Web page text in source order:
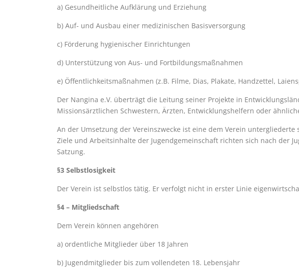
a) Gesundheitliche Aufklärung und Erziehung
b) Auf- und Ausbau einer medizinischen Basisversorgung
c) Förderung hygienischer Einrichtungen
d) Unterstützung von Aus- und Fortbildungsmaßnahmen
e) Öffentlichkeitsmaßnahmen (z.B. Filme, Dias, Plakate, Handzettel,
Der Nangina e.V. überträgt die Leitung seiner Projekte in
Missionsärztlichen Schwestern, Ärzten, Entwicklungshelfern oder
An der Umsetzung der Vereinszwecke ist eine dem Verein
Ziele und Arbeitsinhalte der Jugendgemeinschaft richten sich nach der
Satzung.
§3 Selbstlosigkeit
Der Verein ist selbstlos tätig. Er verfolgt nicht in erster Linie
§4 – Mitgliedschaft
Dem Verein können angehören
a) ordentliche Mitglieder über 18 Jahren
b) Jugendmitglieder bis zum vollendeten 18. Lebensjahr